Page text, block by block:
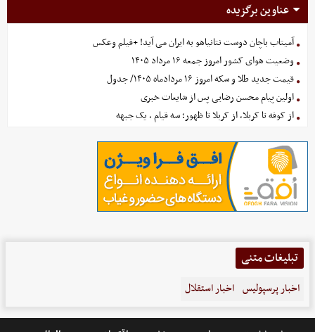
عناوین برگزیده
آمیتاب باچان دوست نتانیاهو به ایران می آید! +فیلم وعکس
وضعیت هوای کشور امروز جمعه ۱۶ مرداد ۱۴۰۵
قیمت جدید طلا و سکه امروز ۱۶ مردادماه ۱۴۰۵/ جدول
اولین پیام محسن رضایی پس از شایعات خبری
از کوفه تا کربلا، از کربلا تا ظهور؛ سه قیام ، یک جبهه
تبلیغات متنی
اخبار پرسپولیس اخبار استقلال